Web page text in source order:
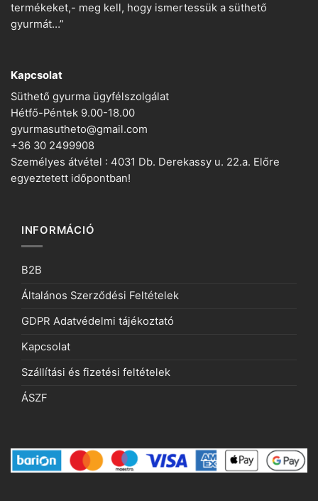
termékeket,- meg kell, hogy ismertessük a süthető
gyurmát…”
Kapcsolat
Süthető gyurma ügyfélszolgálat
Hétfő-Péntek 9.00-18.00
gyurmasutheto@gmail.com
+36 30 2499908
Személyes átvétel : 4031 Db. Derekassy u. 22.a. Előre
egyeztetett időpontban!
INFORMÁCIÓ
B2B
Általános Szerződési Feltételek
GDPR Adatvédelmi tájékoztató
Kapcsolat
Szállítási és fizetési feltételek
ÁSZF